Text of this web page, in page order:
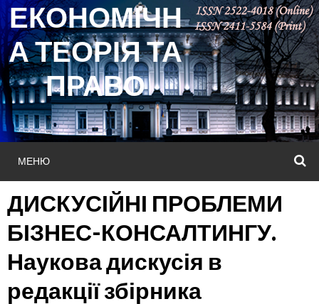
Skip
to
content
ЕКОНОМІЧН
А ТЕОРІЯ ТА
ПРАВО
МЕНЮ
ДИСКУСІЙНІ ПРОБЛЕМИ
БІЗНЕС-КОНСАЛТИНГУ.
Наукова дискусія в
редакції збірника